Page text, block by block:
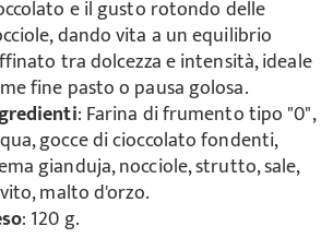
e il gusto rotondo delle
dando vita a un equilibrio
tra dolcezza e intensità, ideale
fine pasto o pausa golosa.
: Farina di frumento tipo "0",
gocce di cioccolato fondenti,
gianduja, nocciole, strutto, sale,
malto d'orzo.
: 120 g.